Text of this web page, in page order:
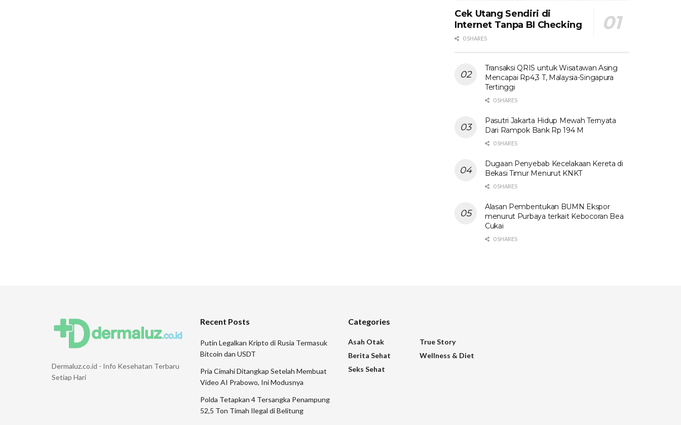
Cek Utang Sendiri di
Internet Tanpa BI Checking
0 SHARES
Transaksi QRIS untuk Wisatawan Asing
Mencapai Rp4,3 T, Malaysia-Singapura
Tertinggi
0 SHARES
Pasutri Jakarta Hidup Mewah Ternyata
Dari Rampok Bank Rp 194 M
0 SHARES
Dugaan Penyebab Kecelakaan Kereta di
Bekasi Timur Menurut KNKT
0 SHARES
Alasan Pembentukan BUMN Ekspor
menurut Purbaya terkait Kebocoran Bea
Cukai
0 SHARES
Dermaluz.co.id - Info Kesehatan Terbaru
Setiap Hari
Recent Posts
Putin Legalkan Kripto di Rusia Termasuk
Bitcoin dan USDT
Pria Cimahi Ditangkap Setelah Membuat
Video AI Prabowo, Ini Modusnya
Polda Tetapkan 4 Tersangka Penampung
52,5 Ton Timah Ilegal di Belitung
Categories
Asah Otak
Berita Sehat
Seks Sehat
True Story
Wellness & Diet